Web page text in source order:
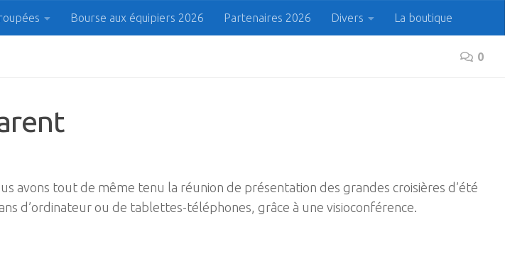
d'Agde et du Cap
Bourse aux équipiers 2026 Partenaires 2026 Divers La boutique
0
avons tout de même tenu la réunion de présentation des grandes croisières d’été
d’ordinateur ou de tablettes-téléphones, grâce à une visioconférence.